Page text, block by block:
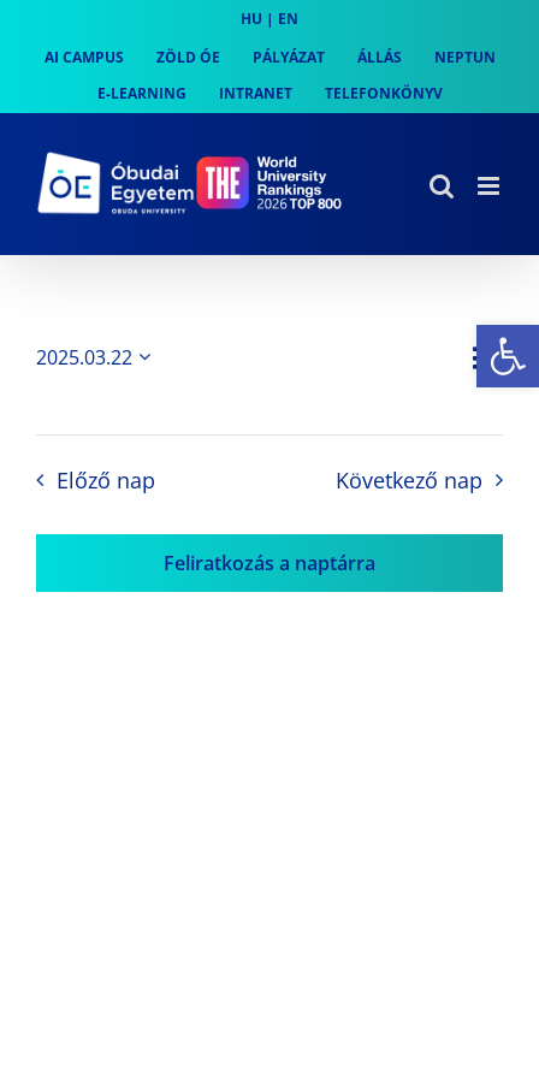
content
HU | EN
AI CAMPUS
ZÖLD ÓE PÁLYÁZAT ÁLLÁS
NEPTUN
E-LEARNING
INTRANET TELEFONKÖNYV
Nap
2025.03.22
Előző nap Következő nap
Feliratkozás a naptárra